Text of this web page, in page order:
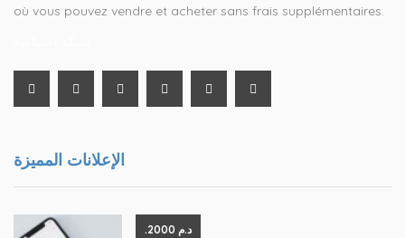
où vous pouvez vendre et acheter sans frais supplémentaires.
الإعلانات المميزة
.د.م 2000